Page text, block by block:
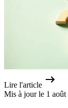
Lire l'article
Mis à jour le 1 août